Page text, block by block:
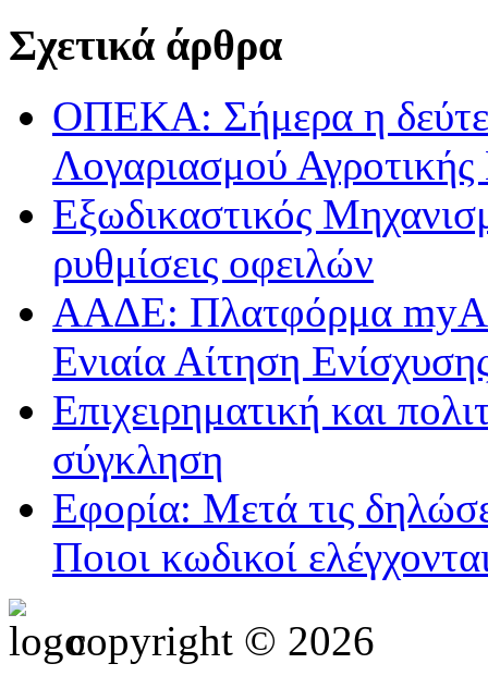
Σχετικά άρθρα
ΟΠΕΚΑ: Σήμερα η
Λογαριασμού Αγροτικής
Εξωδικαστικός
ρυθμίσεις οφειλών
ΑΑΔΕ: Πλατφόρμα
Ενιαία Αίτηση
Επιχειρηματική και
σύγκληση
Εφορία: Μετά τις
Ποιοι κωδικοί
copyright © 2026